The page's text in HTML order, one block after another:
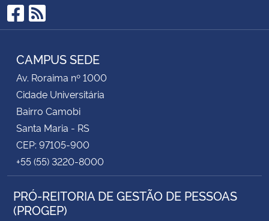
Facebook
RSS
CAMPUS SEDE
Av. Roraima nº 1000
Cidade Universitária
Bairro Camobi
Santa Maria - RS
CEP: 97105-900
+55 (55) 3220-8000
PRÓ-REITORIA DE GESTÃO DE PESSOAS
(PROGEP)